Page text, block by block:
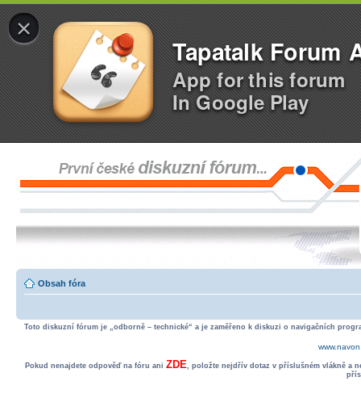
×
Tapatalk Forum
App for this forum
In Google Play
Obsah fóra
Toto diskuzní fórum je „odborně – technické“ a je zaměřeno k diskuzi o navigačních
Pokud nenajdete odpověď na fóru ani ZDE, položte nejdřív dotaz v příslušném vlákně a